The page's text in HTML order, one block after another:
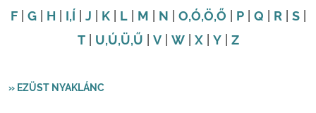
F| G| H I,Í J K| L| M N O,Ó,Ö,Ő P| Q R S|
T| U,Ú,Ü,Ű V| W| X| Y| Z
» EZÜST NYAKLÁNC